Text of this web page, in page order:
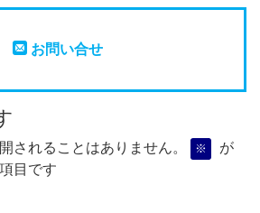
お問い合せ
されることはありません。 ※
が
目です